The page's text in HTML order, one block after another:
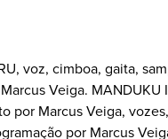
voz, cimboa, gaita,
Veiga. MANDUKU
por Marcus Veiga,
por Marcus